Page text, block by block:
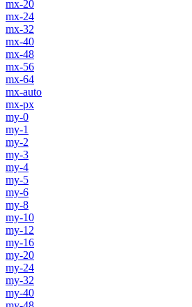
mx-20
mx-24
mx-32
mx-40
mx-48
mx-56
mx-64
mx-auto
mx-px
my-0
my-1
my-2
my-3
my-4
my-5
my-6
my-8
my-10
my-12
my-16
my-20
my-24
my-32
my-40